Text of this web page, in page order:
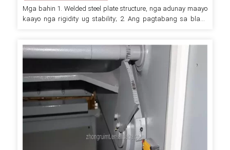
Mga bahin 1. Welded steel plate structure, nga adunay maayo
kaayo nga rigidity ug stability; 2. Ang pagtabang sa blade
pag-operate alang sa rolling plate; 4. Advanced hydraulic
integrated system aron maseguro ang kasaligan ug
kaluwasan sa sistema; 5. Internasyonal nga sumbanan sa
kuryente ug…